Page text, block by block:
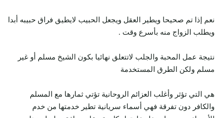
نعم إذا تم صحيحا ويطير العقل ويجعل الحبيب لايطيق فراق حبيبه أبدا
ويطلب الزواج منه بأسرع وقت .
نتيجة عمل المحبة والجلب لاتتعلق نهائيا بكون الشيخ مسلم أو غير
مسلم ولكن الطرق المستخدمة
هي التي تؤثر وأغلب العزائم الروحانية تؤتي ثمارها مع المسلم
والكافر دون تفرقة فهي أسماء سريانية تطير خدمتها من خدم